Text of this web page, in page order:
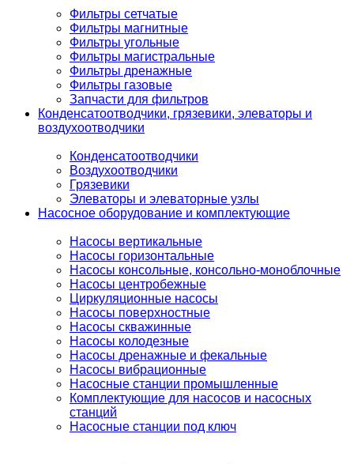
Фильтры сетчатые
Фильтры магнитные
Фильтры угольные
Фильтры магистральные
Фильтры дренажные
Фильтры газовые
Запчасти для фильтров
Конденсатоотводчики, грязевики, элеваторы и
воздухоотводчики
Конденсатоотводчики
Воздухоотводчики
Грязевики
Элеваторы и элеваторные узлы
Насосное оборудование и комплектующие
Насосы вертикальные
Насосы горизонтальные
Насосы консольные, консольно-моноблочные
Насосы центробежные
Циркуляционные насосы
Насосы поверхностные
Насосы скважинные
Насосы колодезные
Насосы дренажные и фекальные
Насосы вибрационные
Насосные станции промышленные
Комплектующие для насосов и насосных
станций
Насосные станции под ключ